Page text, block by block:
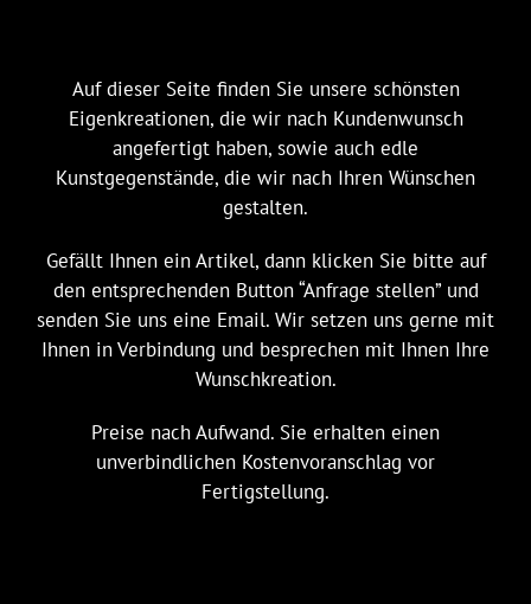
Auf dieser Seite finden Sie unsere schönsten
Eigenkreationen, die wir nach Kundenwunsch
angefertigt haben, sowie auch edle
Kunstgegenstände, die wir nach Ihren Wünschen
gestalten.
Gefällt Ihnen ein Artikel, dann klicken Sie bitte auf
den entsprechenden Button “Anfrage stellen” und
senden Sie uns eine Email. Wir setzen uns gerne mit
Ihnen in Verbindung und besprechen mit Ihnen Ihre
Wunschkreation.
Preise nach Aufwand. Sie erhalten einen
unverbindlichen Kostenvoranschlag vor
Fertigstellung.